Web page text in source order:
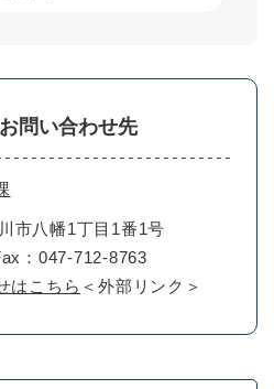
問い合わせ先
市八幡1丁目1番1号
：047-712-8763
はこちら ＜外部リンク＞